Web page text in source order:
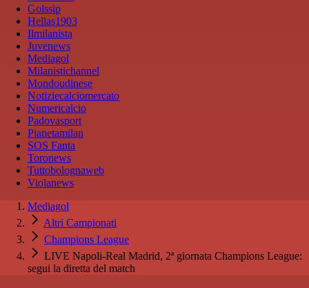
Golssip
Hellas1903
Ilmilanista
Juvenews
Mediagol
Milanistichannel
Mondoudinese
Notiziecalciomercato
Numericalcio
Padovasport
Pianetamilan
SOS Fanta
Toronews
Tuttobolognaweb
Violanews
Mediagol
Altri Campionati
Champions League
LIVE Napoli-Real Madrid, 2ª giornata Champions League:
segui la diretta del match